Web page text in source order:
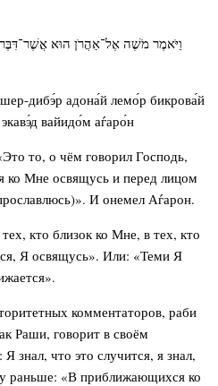
וַיֹּאמֶר מֹשֶׁה אֶל־אַהֲרֹן הוּא
дибэ́р адона́й лемо́р бикрова́й
вайидо́м аѓаро́н
то, о чём говорил Господь,
Мне освящусь и перед лицом
И онемел Аѓарон.
кто близок ко Мне, в тех, кто
Я освящусь». Или: «Теми Я
комментаторов, раби
Раши, говорит в своём
знал, что это случится, я знал,
раньше: «В приближающихся ко